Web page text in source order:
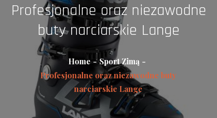
Profesjonalne oraz niezawodne
buty narciarskie Lange
Home
Sport Zimą
Profesjonalne oraz niezawodne buty
narciarskie Lange